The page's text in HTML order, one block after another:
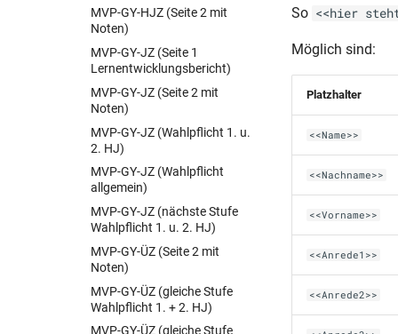
502d)
BER-BS-AS
BER-BS-AZ (Schul Z 503)
BER-BS-FHReife (Schul Z 504)
BER-BS-HJZ (2006 mit
Gewichtung)
BER-BS-HJZ (2006)
BER-BS-HJZ (Bescheinigung
2006)
BER-BV-AS (Schul Z 508)
BER-BVJ-AS (Schul Z 506 a)
(BQL VZ)
BER-BVJ-AS
BER-BVJ-AZ (Schul Z 507 a)
(BGL VZ)
MVP-GY-HJZ (Seite 2 mit
Noten)
MVP-GY-JZ (Seite 1
Lernentwicklungsbericht)
MVP-GY-JZ (Seite 2 mit
Noten)
MVP-GY-JZ (Wahlpflicht 1. u.
2. HJ)
MVP-GY-JZ (Wahlpflicht
allgemein)
MVP-GY-JZ (nächste Stufe
Wahlpflicht 1. u. 2. HJ)
MVP-GY-ÜZ (Seite 2 mit
Noten)
MVP-GY-ÜZ (gleiche Stufe
Wahlpflicht 1. + 2. HJ)
MVP-GY-ÜZ (gleiche Stufe
So <<hier
Möglich sind:
Platzhalter
<<Name>>
<<Nachname>>
<<Vorname>>
<<Anrede1>>
<<Anrede2>>